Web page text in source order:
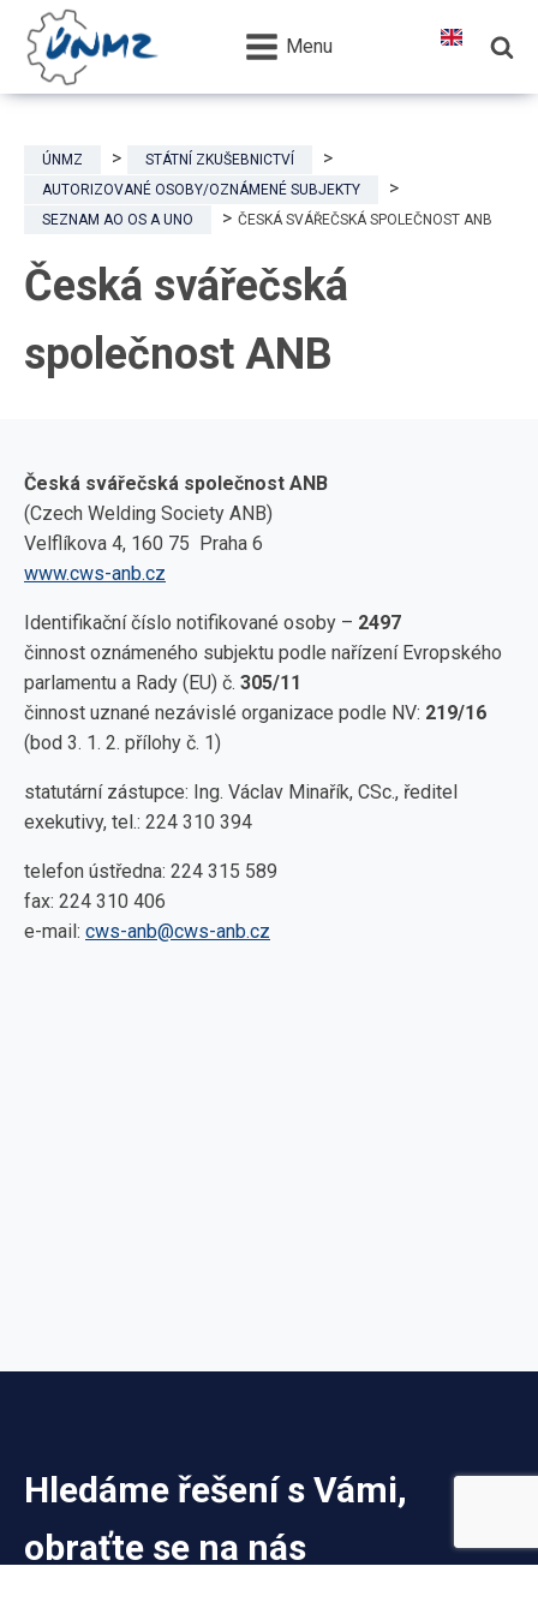
Menu
ÚNMZ
STÁTNÍ ZKUŠEBNICTVÍ
AUTORIZOVANÉ OSOBY/OZNÁMENÉ SUBJEKTY
SEZNAM AO OS A UNO
ČESKÁ SVÁŘEČSKÁ SPOLEČNOST ANB
Česká svářečská
společnost ANB
Česká svářečská společnost ANB
(Czech Welding Society ANB)
Velflíkova 4, 160 75 Praha 6
www.cws-anb.cz
Identifikační číslo notifikované osoby – 2497
činnost oznámeného subjektu podle nařízení Evropského
parlamentu a Rady (EU) č. 305/11
činnost uznané nezávislé organizace podle NV: 219/16
(bod 3. 1. 2. přílohy č. 1)
statutární zástupce: Ing. Václav Minařík, CSc., ředitel
exekutivy, tel.: 224 310 394
telefon ústředna: 224 315 589
fax: 224 310 406
e-mail: cws-anb@cws-anb.cz
Hledáme řešení s Vámi,
obraťte se na nás